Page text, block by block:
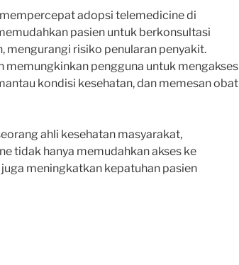
adopsi telemedicine di
pasien untuk berkonsultasi
mengurangi risiko penularan penyakit.
memungkinkan pengguna untuk mengakses
kondisi kesehatan, dan memesan obat
ahli kesehatan masyarakat,
tidak hanya memudahkan akses ke
meningkatkan kepatuhan pasien